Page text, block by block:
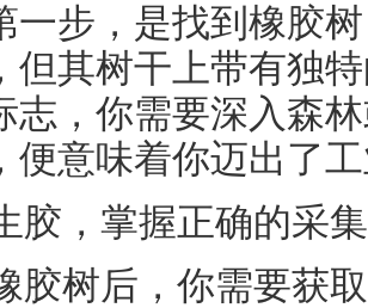
一步，是找到橡胶
但其树干上带有独
志，你需要深入森
便意味着你迈出了
胶，掌握正确的采
胶树后，你需要获